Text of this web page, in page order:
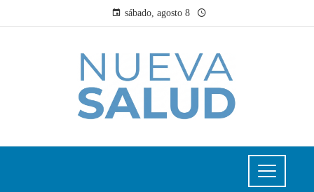
sábado, agosto 8